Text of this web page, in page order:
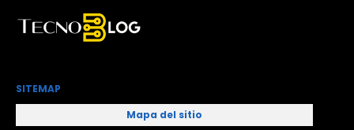
SITEMAP
Mapa del sitio